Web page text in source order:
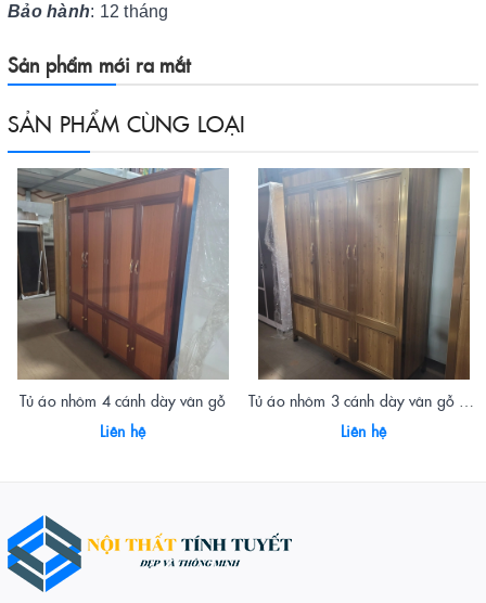
Bảo hành: 12 tháng
Sản phẩm mới ra mắt
SẢN PHẨM CÙNG LOẠI
Tủ áo nhôm 4 cánh dày vân gỗ
Liên hệ
Liên hệ